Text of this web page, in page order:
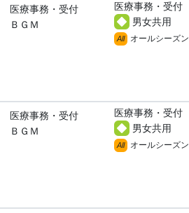
医療事務・受付
ＢＧＭ
医療事務・受付
男女共用
All オールシーズン
医療事務・受付
ＢＧＭ
医療事務・受付
男女共用
All オールシーズン